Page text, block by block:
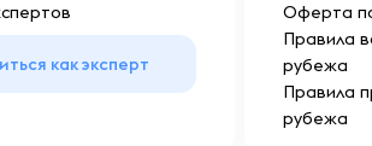
как эксперт
Оферта
Правила
рубежа
Правила
рубежа